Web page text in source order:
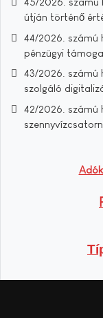
útján történő
44/2026. számú
pénzügyi
43/2026. számú
szolgáló
42/2026. számú